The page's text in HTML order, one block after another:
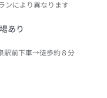
ンにより異なります
あり
駅前下車→徒歩約８分